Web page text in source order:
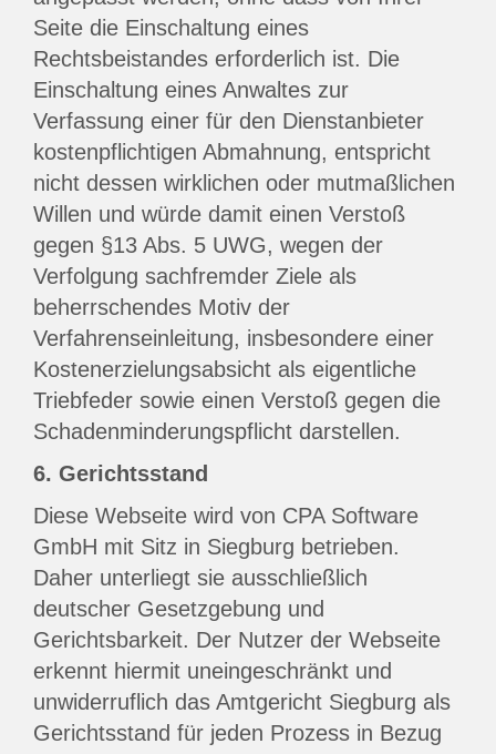
Seite die Einschaltung eines
Rechtsbeistandes erforderlich ist. Die
Einschaltung eines Anwaltes zur
Verfassung einer für den Dienstanbieter
kostenpflichtigen Abmahnung, entspricht
nicht dessen wirklichen oder mutmaßlichen
Willen und würde damit einen Verstoß
gegen §13 Abs. 5 UWG, wegen der
Verfolgung sachfremder Ziele als
beherrschendes Motiv der
Verfahrenseinleitung, insbesondere einer
Kostenerzielungsabsicht als eigentliche
Triebfeder sowie einen Verstoß gegen die
Schadenminderungspflicht darstellen.
6. Gerichtsstand
Diese Webseite wird von CPA Software
GmbH mit Sitz in Siegburg betrieben.
Daher unterliegt sie ausschließlich
deutscher Gesetzgebung und
Gerichtsbarkeit. Der Nutzer der Webseite
erkennt hiermit uneingeschränkt und
unwiderruflich das Amtgericht Siegburg als
Gerichtsstand für jeden Prozess in Bezug